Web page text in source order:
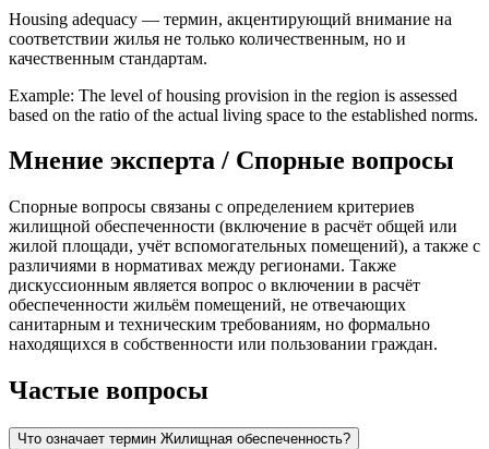
Housing adequacy — термин, акцентирующий внимание на
соответствии жилья не только количественным, но и
качественным стандартам.
Example: The level of housing provision in the region is assessed
based on the ratio of the actual living space to the established norms.
Мнение эксперта / Спорные вопросы
Спорные вопросы связаны с определением критериев
жилищной обеспеченности (включение в расчёт общей или
жилой площади, учёт вспомогательных помещений), а также с
различиями в нормативах между регионами. Также
дискуссионным является вопрос о включении в расчёт
обеспеченности жильём помещений, не отвечающих
санитарным и техническим требованиям, но формально
находящихся в собственности или пользовании граждан.
Частые вопросы
Что означает термин Жилищная обеспеченность?